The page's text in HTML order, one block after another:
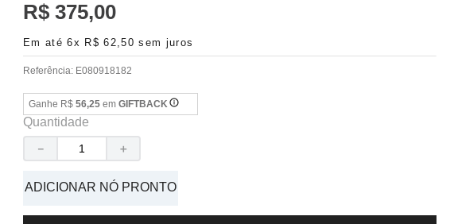
R$ 375,00
Em até6x R$ 62,50 sem juros
Referência: E080918182
Ganhe R$ 56,25 em GIFTBACK
Quantidade
＋
－
ADICIONAR NÓ PRONTO